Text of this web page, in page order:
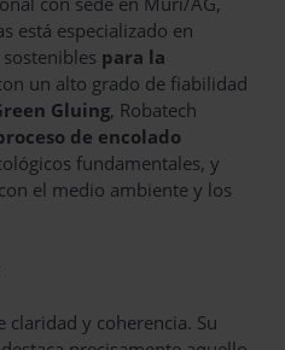
está especializado en
para la
un alto grado de fiabilidad
Gluing, Robatech
de encolado
fundamentales, y
el medio ambiente y los
claridad y coherencia. Su